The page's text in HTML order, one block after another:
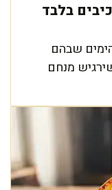
משגעות: 4 מרכיבים בלבד
שבהם
מנחם